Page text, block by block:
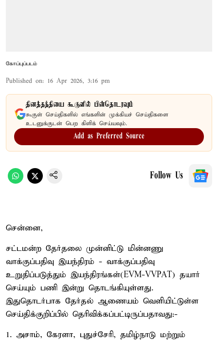
கோப்புப்படம்
Published on: 16 Apr 2026, 3:16 pm
தினத்தந்தியை கூகுளில் பின்தொடரவும்
கூகுள் செய்திகளில் எங்களின் முக்கியச் செய்திகளை
உடனுக்குடன் பெற கிளிக் செய்யவும்.
Add as Preferred Source
Follow Us
சென்னை,
சட்டமன்ற தேர்தலை முன்னிட்டு மின்னணு
வாக்குப்பதிவு இயந்திரம் - வாக்குப்பதிவு
உறுதிப்படுத்தும் இயந்திரங்கள்(EVM-VVPAT) தயார்
செய்யும் பணி இன்று தொடங்கியுள்ளது.
இதுதொடர்பாக தேர்தல் ஆணையம் வெளியிட்டுள்ள
செய்திக்குறிப்பில் தெரிவிக்கப்பட்டிருப்பதாவது:-
1. அசாம், கேரளா, புதுச்சேரி, தமிழ்நாடு மற்றும்